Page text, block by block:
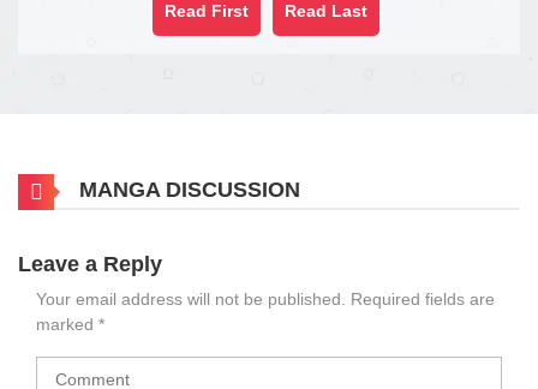
Read First Read Last
MANGA DISCUSSION
Leave a Reply
Your email address will not be published. Required fields are
marked *